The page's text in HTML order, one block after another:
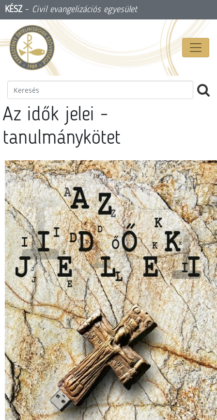
KÉSZ- Civil evangelizációs egyesület
Az idők jelei -
tanulmánykötet